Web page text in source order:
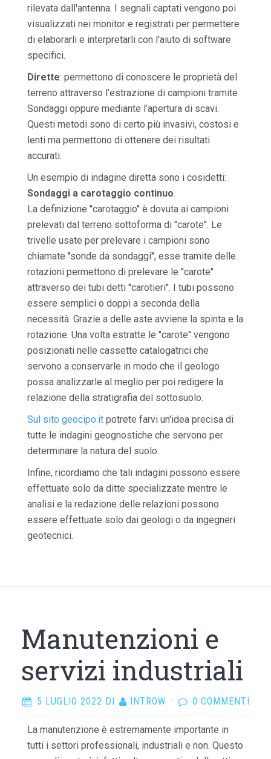
rilevata dall'antenna. I segnali captati vengono poi
visualizzati nei monitor e registrati per permettere
di elaborarli e interpretarli con l'aiuto di software
specifici.
Dirette: permettono di conoscere le proprietà del
terreno attraverso l’estrazione di campioni tramite
Sondaggi oppure mediante l’apertura di scavi.
Questi metodi sono di certo più invasivi, costosi e
lenti ma permettono di ottenere dei risultati
accurati.
Un esempio di indagine diretta sono i cosidetti:
Sondaggi a carotaggio continuo.
La definizione ''carotaggio'' è dovuta ai campioni
prelevati dal terreno sottoforma di ''carote''. Le
trivelle usate per prelevare i campioni sono
chiamate ''sonde da sondaggi'', esse tramite delle
rotazioni permettono di prelevare le ''carote''
attraverso dei tubi detti ''carotieri''. I tubi possono
essere semplici o doppi a seconda della
necessità. Grazie a delle aste avviene la spinta e la
rotazione. Una volta estratte le ''carote'' vengono
posizionati nelle cassette catalogatrici che
servono a conservarle in modo che il geologo
possa analizzarle al meglio per poi redigere la
relazione della stratigrafia del sottosuolo.
Sul sito geocipo.it potrete farvi un'idea precisa di
tutte le indagini geognostiche che servono per
determinare la natura del suolo.
Infine, ricordiamo che tali indagini possono essere
effettuate solo da ditte specializzate mentre le
analisi e la redazione delle relazioni possono
essere effettuate solo dai geologi o da ingegneri
geotecnici.
Manutenzioni e
servizi industriali
5 LUGLIO 2022 DI INTROW · 0 COMMENTI
La manutenzione è estremamente importante in
tutti i settori professionali, industriali e non. Questo